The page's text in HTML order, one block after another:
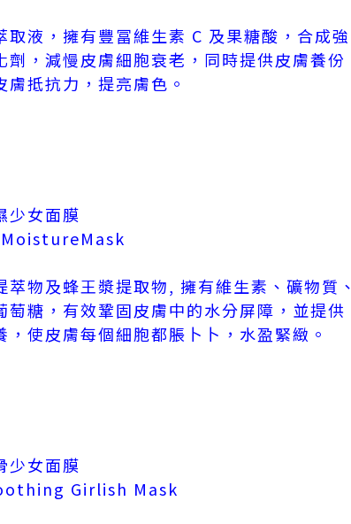
取液，擁有豐冨維生素 C 及果糖酸，合成強
劑，減慢皮膚細胞衰老，同時提供皮膚養份
膚抵抗力，提亮膚色。
少女面膜
萃物及蜂王漿提取物, 擁有維生素、礦物質、
萄糖，有效鞏固皮膚中的水分屏障，並提供
，使皮膚每個細胞都脹卜卜，水盈緊緻。
少女面膜
Girlish Mask